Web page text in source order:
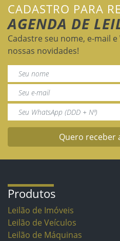
CADASTRO PARA
AGENDA DE
Cadastre seu nome, e-mail
nossas novidades!
Quero receber
Produtos
Leilão de Imóveis
Leilão de Veículos
Leilão de Máquinas